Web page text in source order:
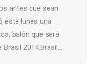
antes que sean
este lunes una
balón que será
Brasil 2014.Brasil…